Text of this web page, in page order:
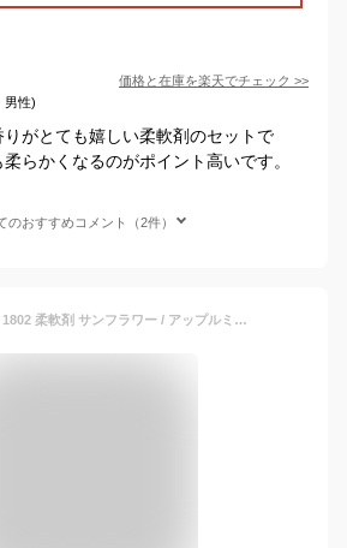
価格と在庫を楽天でチェック >>
男性)
りがとても嬉しい柔軟剤のセットで
らかくなるのがポイント高いです。
のおすすめコメント（2件）
ル シャトラール 1802 柔軟剤 サンフラワー / アップルミント 1000ml 部屋干し 大容量 室内乾燥 アロマ 天然 ナチュラル エッセンシャル オイル 香り 3倍濃縮 韓国 フランス プロヴァンス